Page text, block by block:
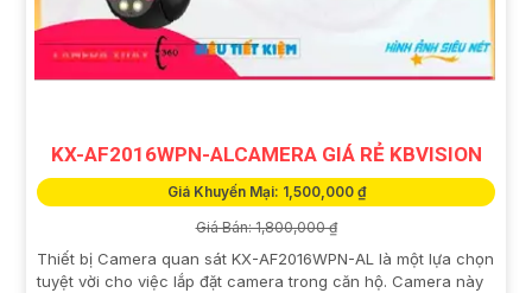
KX-AF2016WPN-ALCAMERA GIÁ RẺ KBVISION
Giá Khuyến Mại: 1,500,000 ₫
Giá Bán: 1,800,000 ₫
Thiết bị Camera quan sát KX-AF2016WPN-AL là một lựa chọn
tuyệt vời cho việc lắp đặt camera trong căn hộ. Camera này